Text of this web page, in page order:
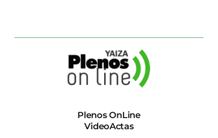
Plenos OnLine
VideoActas